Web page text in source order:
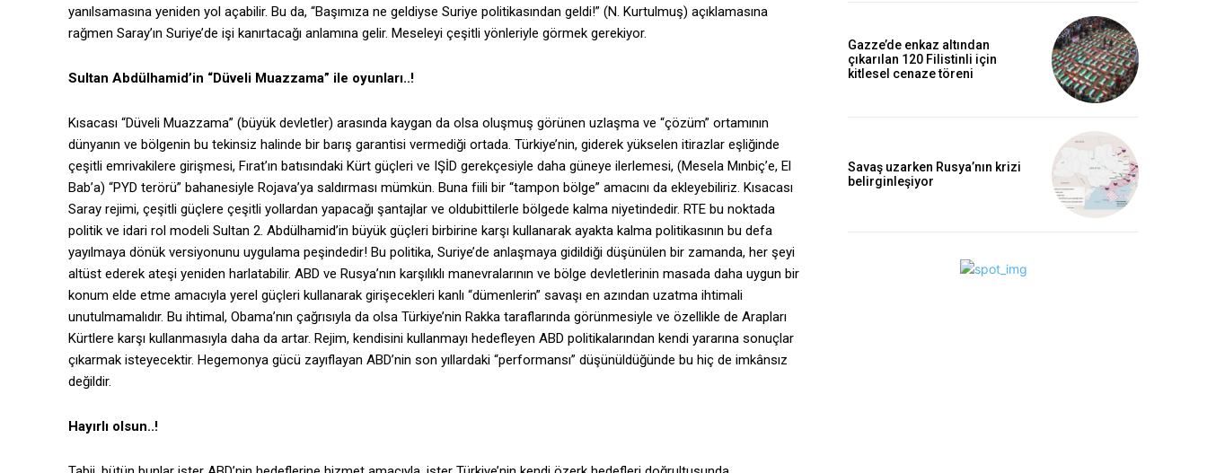
yanılsamasına yeniden yol açabilir. Bu da, “Başımıza ne geldiyse Suriye politikasından geldi!” (N. Kurtulmuş) açıklamasına
rağmen Saray’ın Suriye’de işi kanırtacağı anlamına gelir. Meseleyi çeşitli yönleriyle görmek gerekiyor.
Sultan Abdülhamid’in “Düveli Muazzama” ile oyunları..!
Kısacası “Düveli Muazzama” (büyük devletler) arasında kaygan da olsa oluşmuş görünen uzlaşma ve “çözüm” ortamının
dünyanın ve bölgenin bu tekinsiz halinde bir barış garantisi vermediği ortada. Türkiye’nin, giderek yükselen itirazlar eşliğinde
çeşitli emrivakilere girişmesi, Fırat’ın batısındaki Kürt güçleri ve IŞİD gerekçesiyle daha güneye ilerlemesi, (Mesela Mınbiç’e, El
Bab’a) “PYD terörü” bahanesiyle Rojava’ya saldırması mümkün. Buna fiili bir “tampon bölge” amacını da ekleyebiliriz. Kısacası
Saray rejimi, çeşitli güçlere çeşitli yollardan yapacağı şantajlar ve oldubittilerle bölgede kalma niyetindedir. RTE bu noktada
politik ve idari rol modeli Sultan 2. Abdülhamid’in büyük güçleri birbirine karşı kullanarak ayakta kalma politikasının bu defa
yayılmaya dönük versiyonunu uygulama peşindedir! Bu politika, Suriye’de anlaşmaya gidildiği düşünülen bir zamanda, her şeyi
altüst ederek ateşi yeniden harlatabilir. ABD ve Rusya’nın karşılıklı manevralarının ve bölge devletlerinin masada daha uygun bir
konum elde etme amacıyla yerel güçleri kullanarak girişecekleri kanlı “dümenlerin” savaşı en azından uzatma ihtimali
unutulmamalıdır. Bu ihtimal, Obama’nın çağrısıyla da olsa Türkiye’nin Rakka taraflarında görünmesiyle ve özellikle de Arapları
Kürtlere karşı kullanmasıyla daha da artar. Rejim, kendisini kullanmayı hedefleyen ABD politikalarından kendi yararına sonuçlar
çıkarmak isteyecektir. Hegemonya gücü zayıflayan ABD’nin son yıllardaki “performansı” düşünüldüğünde bu hiç de imkânsız
değildir.
Hayırlı olsun..!
Gazze’de enkaz altından
çıkarılan 120 Filistinli için
kitlesel cenaze töreni
Savaş uzarken Rusya’nın krizi
belirginleşiyor